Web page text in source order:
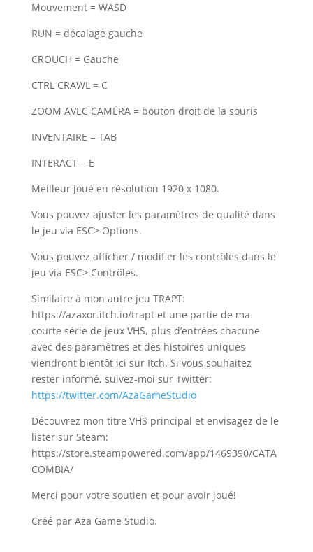
Mouvement = WASD
RUN = décalage gauche
CROUCH = Gauche
CTRL CRAWL = C
ZOOM AVEC CAMÉRA = bouton droit de la souris
INVENTAIRE = TAB
INTERACT = E
Meilleur joué en résolution 1920 x 1080.
Vous pouvez ajuster les paramètres de qualité dans
le jeu via ESC> Options.
Vous pouvez afficher / modifier les contrôles dans le
jeu via ESC> Contrôles.
Similaire à mon autre jeu TRAPT:
https://azaxor.itch.io/trapt et une partie de ma
courte série de jeux VHS, plus d’entrées chacune
avec des paramètres et des histoires uniques
viendront bientôt ici sur Itch. Si vous souhaitez
rester informé, suivez-moi sur Twitter:
https://twitter.com/AzaGameStudio
Découvrez mon titre VHS principal et envisagez de le
lister sur Steam:
https://store.steampowered.com/app/1469390/CATA
COMBIA/
Merci pour votre soutien et pour avoir joué!
Créé par Aza Game Studio.